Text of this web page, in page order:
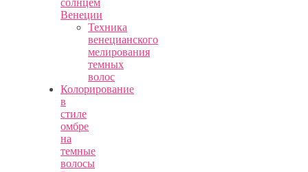
Венеции
Техника
венецианского
мелирования
темных
волос
Колорирование
в
стиле
омбре
на
темные
волосы